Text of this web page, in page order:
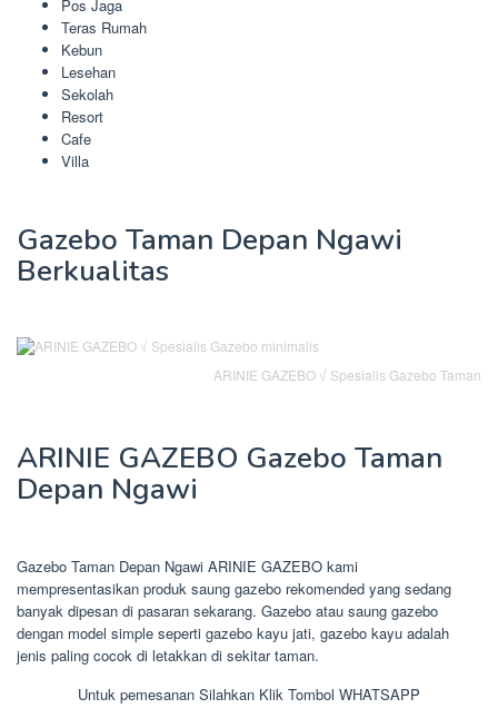
Pos Jaga
Teras Rumah
Kebun
Lesehan
Sekolah
Resort
Cafe
Villa
Gazebo Taman Depan Ngawi
Berkualitas
ARINIE GAZEBO √ Spesialis Gazebo Taman
ARINIE GAZEBO Gazebo Taman
Depan Ngawi
Gazebo Taman Depan Ngawi ARINIE GAZEBO kami
mempresentasikan produk saung gazebo rekomended yang sedang
banyak dipesan di pasaran sekarang. Gazebo atau saung gazebo
dengan model simple seperti gazebo kayu jati, gazebo kayu adalah
jenis paling cocok di letakkan di sekitar taman.
Untuk pemesanan Silahkan Klik Tombol WHATSAPP